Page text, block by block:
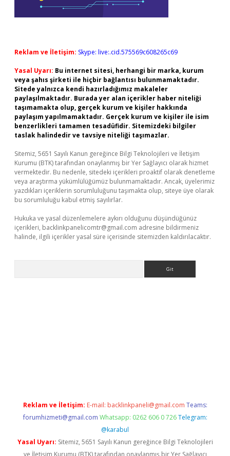
Reklam ve İletişim: Skype: live:.cid.575569c608265c69
Yasal Uyarı: Bu internet sitesi, herhangi bir marka, kurum
veya şahıs şirketi ile hiçbir bağlantısı bulunmamaktadır.
Sitede yalnızca kendi hazırladığımız makaleler
paylaşılmaktadır. Burada yer alan içerikler haber niteliği
taşımamakta olup, gerçek kurum ve kişiler hakkında
paylaşım yapılmamaktadır. Gerçek kurum ve kişiler ile isim
benzerlikleri tamamen tesadüfidir. Sitemizdeki bilgiler
taslak halindedir ve tavsiye niteliği taşımazlar.
Sitemiz, 5651 Sayılı Kanun gereğince Bilgi Teknolojileri ve İletişim
Kurumu (BTK) tarafından onaylanmış bir Yer Sağlayıcı olarak hizmet
vermektedir. Bu nedenle, sitedeki içerikleri proaktif olarak denetleme
veya araştırma yükümlülüğümüz bulunmamaktadır. Ancak, üyelerimiz
yazdıkları içeriklerin sorumluluğunu taşımakta olup, siteye üye olarak
bu sorumluluğu kabul etmiş sayılırlar.
Hukuka ve yasal düzenlemelere aykırı olduğunu düşündüğünüz
içerikleri, backlinkpanelicomtr@gmail.com adresine bildirmeniz
halinde, ilgili içerikler yasal süre içerisinde sitemizden kaldırılacaktır.
Reklam ve İletişim: E-mail: backlinkpaneli@gmail.com Teams:
forumhizmeti@gmail.com Whatsapp: 0262 606 0 726 Telegram:
@karabul
Yasal Uyarı: Sitemiz, 5651 Sayılı Kanun gereğince Bilgi Teknolojileri
ve İletişim Kurumu (BTK) tarafından onaylanmış bir Yer Sağlayıcı